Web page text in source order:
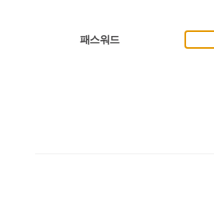
패스워드